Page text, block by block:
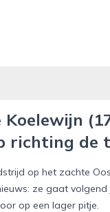
richting de
op het zachte
ze gaat
op een lager pitje.